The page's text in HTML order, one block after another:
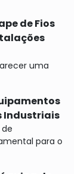
de Fios
uma
Industriais
para o